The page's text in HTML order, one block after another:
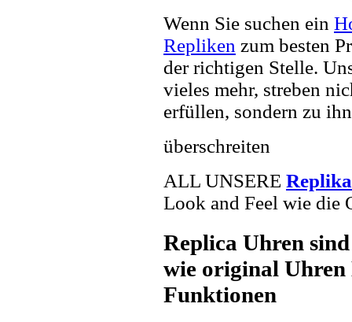
Wenn Sie suchen ein
Repliken zum besten
der richtigen Stelle.
vieles mehr, streben
erfüllen, sondern zu
überschreiten
ALL UNSERE
Look and Feel wie die
Replica Uhren
wie original Uhren
Funktionen